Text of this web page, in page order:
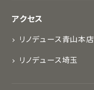
アクセス
リノデュース青山本店
リノデュース埼玉